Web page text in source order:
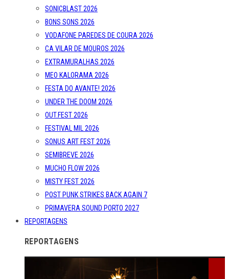
SONICBLAST 2026
BONS SONS 2026
VODAFONE PAREDES DE COURA 2026
CA VILAR DE MOUROS 2026
EXTRAMURALHAS 2026
MEO KALORAMA 2026
FESTA DO AVANTE! 2026
UNDER THE DOOM 2026
OUT.FEST 2026
FESTIVAL MIL 2026
SONUS ART FEST 2026
SEMIBREVE 2026
MUCHO FLOW 2026
MISTY FEST 2026
POST PUNK STRIKES BACK AGAIN 7
PRIMAVERA SOUND PORTO 2027
REPORTAGENS
REPORTAGENS